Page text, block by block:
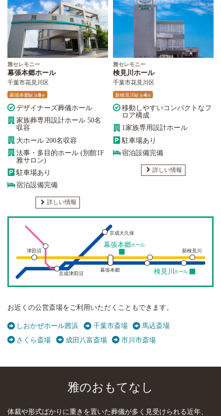
雅セレモニー
幕張本郷ホール
千葉市花見川区
幕張本郷駅歩8分
デザイナーズ葬儀ホール
家族葬専用設計ホール 50名
収容
大ホール 200名収容
法事・多目的ホール (別館1F
雅サロン)
駐車場あり
宿泊設備完備
詳しい情報
雅セレモニー
検見川ホール
千葉市花見川区
新検見川駅歩4分
移動しやすいコンパクトなフ
ロア構成
1家族専用設計ホール
駐車場あり
宿泊設備完備
詳しい情報
幕張本郷ホール
検見川ホール
幕張本郷
京成大久保
京成津田沼
津田沼 新検見川
お近くの公営斎場をご利用いただくこともできます。
しおかぜホール茜浜 千葉市斎場
馬込斎場
さくら斎場
成田八富斎場 市川市斎場
雅のおもてなし
体裁や形式ばかりに重きを置いた葬儀が多く見受けられる近年、